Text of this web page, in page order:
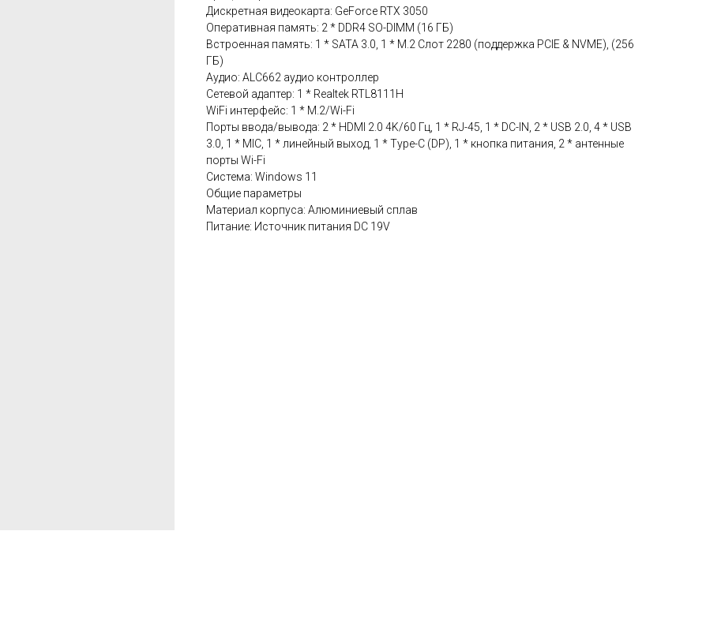
Дискретная видеокарта: GeForce RTX 3050
Оперативная память: 2 * DDR4 SO-DIMM (16 ГБ)
Встроенная память: 1 * SATA 3.0, 1 * M.2 Слот 2280 (поддержка PCIE & NVME), (256
ГБ)
Аудио: ALC662 аудио контроллер
Сетевой адаптер: 1 * Realtek RTL8111H
WiFi интерфейс: 1 * M.2/Wi-Fi
Порты ввода/вывода: 2 * HDMI 2.0 4K/60 Гц, 1 * RJ-45, 1 * DC-IN, 2 * USB 2.0, 4 * USB
3.0, 1 * MIC, 1 * линейный выход, 1 * Type-C (DP), 1 * кнопка питания, 2 * антенные
порты Wi-Fi
Система: Windows 11
Общие параметры
Материал корпуса: Алюминиевый сплав
Питание: Источник питания DC 19V